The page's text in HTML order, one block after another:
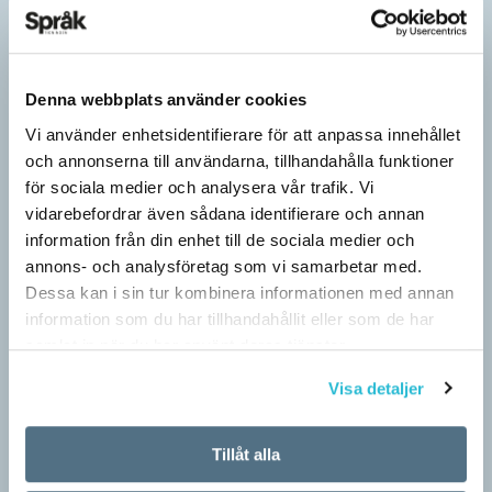
Denna webbplats använder cookies
Vi använder enhetsidentifierare för att anpassa innehållet
och annonserna till användarna, tillhandahålla funktioner
för sociala medier och analysera vår trafik. Vi
vidarebefordrar även sådana identifierare och annan
information från din enhet till de sociala medier och
annons- och analysföretag som vi samarbetar med.
Dessa kan i sin tur kombinera informationen med annan
information som du har tillhandahållit eller som de har
samlat in när du har använt deras tjänster.
Visa detaljer
Tillåt alla